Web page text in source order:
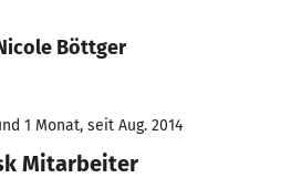
Böttger
1 Monat, seit Aug. 2014
Mitarbeiter